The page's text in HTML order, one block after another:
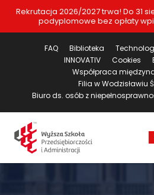
Rekrutacja 2026/2027 trwa! Do 31
podyplomowe bez opłaty
FAQ Biblioteka
INNOVATIV
Cookies
Współpraca
Filia w Wodzisławiu
Biuro ds. osób z